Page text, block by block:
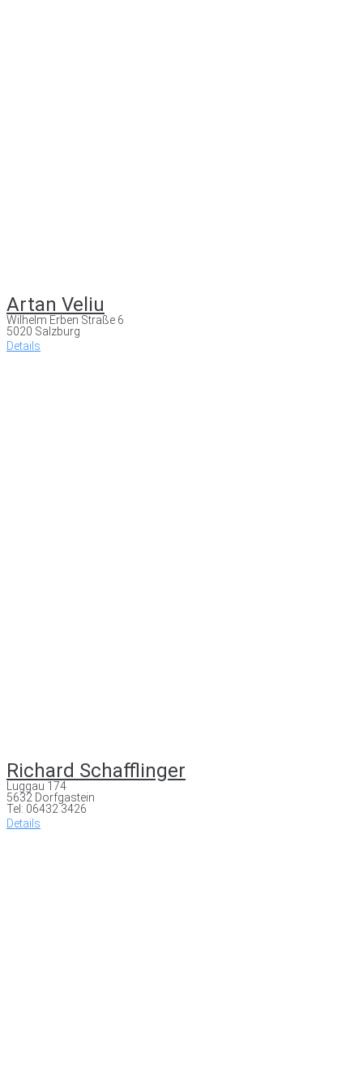
Artan Veliu
Wilhelm Erben Straße 6
5020 Salzburg
Details
Richard Schafflinger
Luggau 174
5632 Dorfgastein
Tel: 06432 3426
Details